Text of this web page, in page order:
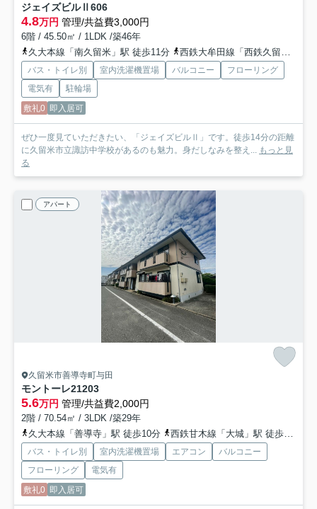
ジェイズビルⅡ 606
4.8万円 管理/共益費3,000円
6階 / 45.50㎡ / 1LDK /築46年
久大本線「南久留米」駅 徒歩11分
西鉄大牟田線「西鉄久留米」駅 徒歩12分
バス・トイレ別 室内洗濯機置場 バルコニー
フローリング
電気有
駐輪場
敷礼0 即入居可
ぜひ一度見ていただきたい、「ジェイズビルⅡ」です。徒歩14分の距離
に久留米市立諏訪中学校があるのも魅力。身だしなみを整え...
もっと見
る
アパート
久留米市善導寺町与田
モントーレ21203
5.6万円 管理/共益費2,000円
2階 / 70.54㎡ / 3LDK /築29年
久大本線「善導寺」駅 徒歩10分
西鉄甘木線「大城」駅 徒歩51分
バス・トイレ別 室内洗濯機置場 エアコン
バルコニー
フローリング
電気有
敷礼0 即入居可